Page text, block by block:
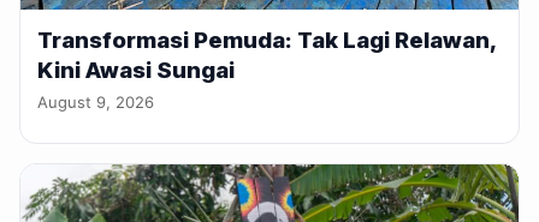
Transformasi Pemuda: Tak Lagi Relawan,
Kini Awasi Sungai
August 9, 2026